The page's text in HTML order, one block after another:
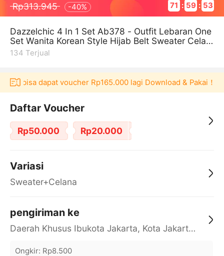
Rp313.945 -40% 71 : 59 : 52
Dazzelchic 4 In 1 Set Ab378 - Outfit Lebaran One
Set Wanita Korean Style Hijab Belt Sweater Celan
a Setelan Cewek Kuliah
134 Terjual
bisa dapat voucher Rp165.000 lagi Download & Pakai！
Daftar Voucher
Rp50.000 Rp20.000
Variasi
Sweater+Celana
pengiriman ke
Daerah Khusus Ibukota Jakarta, Kota Jakarta Barat, Cengkareng, yy
Ongkir: Rp8.500